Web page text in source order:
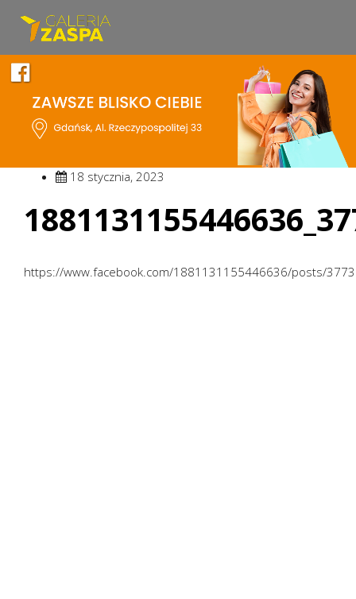
18 stycznia, 2023
https://www.facebook.com/1881131155446636/posts/